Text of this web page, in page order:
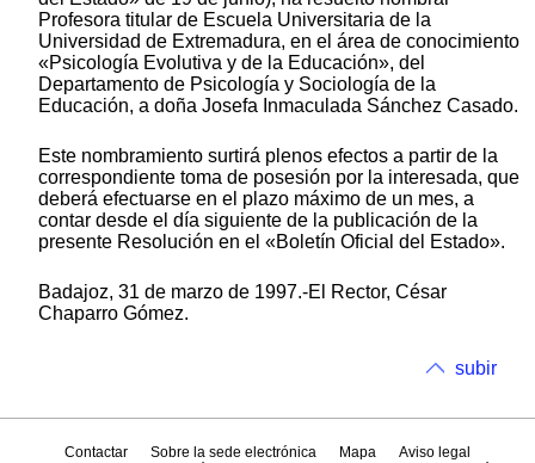
Profesora titular de Escuela Universitaria de la
Universidad de Extremadura, en el área de conocimiento
«Psicología Evolutiva y de la Educación», del
Departamento de Psicología y Sociología de la
Educación, a doña Josefa Inmaculada Sánchez Casado.
Este nombramiento surtirá plenos efectos a partir de la
correspondiente toma de posesión por la interesada, que
deberá efectuarse en el plazo máximo de un mes, a
contar desde el día siguiente de la publicación de la
presente Resolución en el «Boletín Oficial del Estado».
Badajoz, 31 de marzo de 1997.-El Rector, César
Chaparro Gómez.
subir
Contactar Sobre la sede electrónica Mapa
Aviso legal